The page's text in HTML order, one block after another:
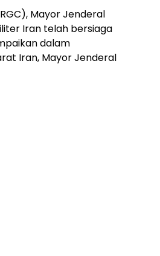
Mayor Jenderal
Iran telah bersiaga
dalam
Iran, Mayor Jenderal